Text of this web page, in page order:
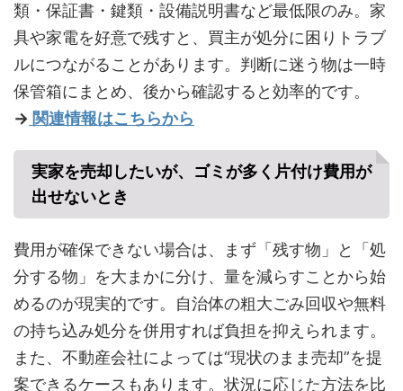
類・保証書・鍵類・設備説明書など最低限のみ。家
具や家電を好意で残すと、買主が処分に困りトラブ
ルにつながることがあります。判断に迷う物は一時
保管箱にまとめ、後から確認すると効率的です。
→ 関連情報はこちらから
実家を売却したいが、ゴミが多く片付け費用が
出せないとき
費用が確保できない場合は、まず「残す物」と「処
分する物」を大まかに分け、量を減らすことから始
めるのが現実的です。自治体の粗大ごみ回収や無料
の持ち込み処分を併用すれば負担を抑えられます。
また、不動産会社によっては“現状のまま売却”を提
案できるケースもあります。状況に応じた方法を比